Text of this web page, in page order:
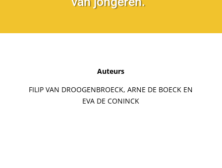
Auteurs
FILIP VAN DROOGENBROECK, ARNE DE BOECK EN
EVA DE CONINCK